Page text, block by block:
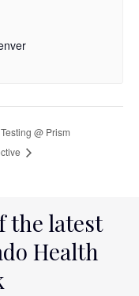
@ Prism
the latest
Health